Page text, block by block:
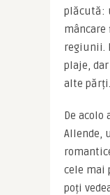
plăcută:
mâncare
regiunii.
plaje,
alte părți.
De acolo
Allende,
cele mai
poți